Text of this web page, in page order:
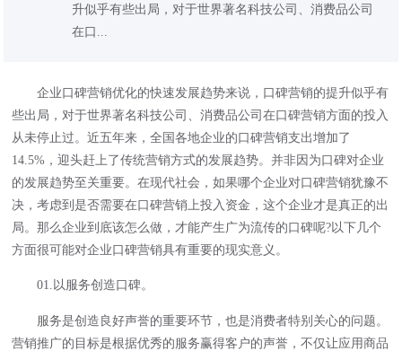
升似乎有些出局，对于世界著名科技公司、消费品公司
在口...
企业口碑营销优化的快速发展趋势来说，口碑营销的提升似乎有
些出局，对于世界著名科技公司、消费品公司在口碑营销方面的投入
从未停止过。近五年来，全国各地企业的口碑营销支出增加了
14.5%，迎头赶上了传统营销方式的发展趋势。并非因为口碑对企业
的发展趋势至关重要。在现代社会，如果哪个企业对口碑营销犹豫不
决，考虑到是否需要在口碑营销上投入资金，这个企业才是真正的出
局。那么企业到底该怎么做，才能产生广为流传的口碑呢?以下几个
方面很可能对企业口碑营销具有重要的现实意义。
01.以服务创造口碑。
服务是创造良好声誉的重要环节，也是消费者特别关心的问题。
营销推广的目标是根据优秀的服务赢得客户的声誉，不仅让应用商品